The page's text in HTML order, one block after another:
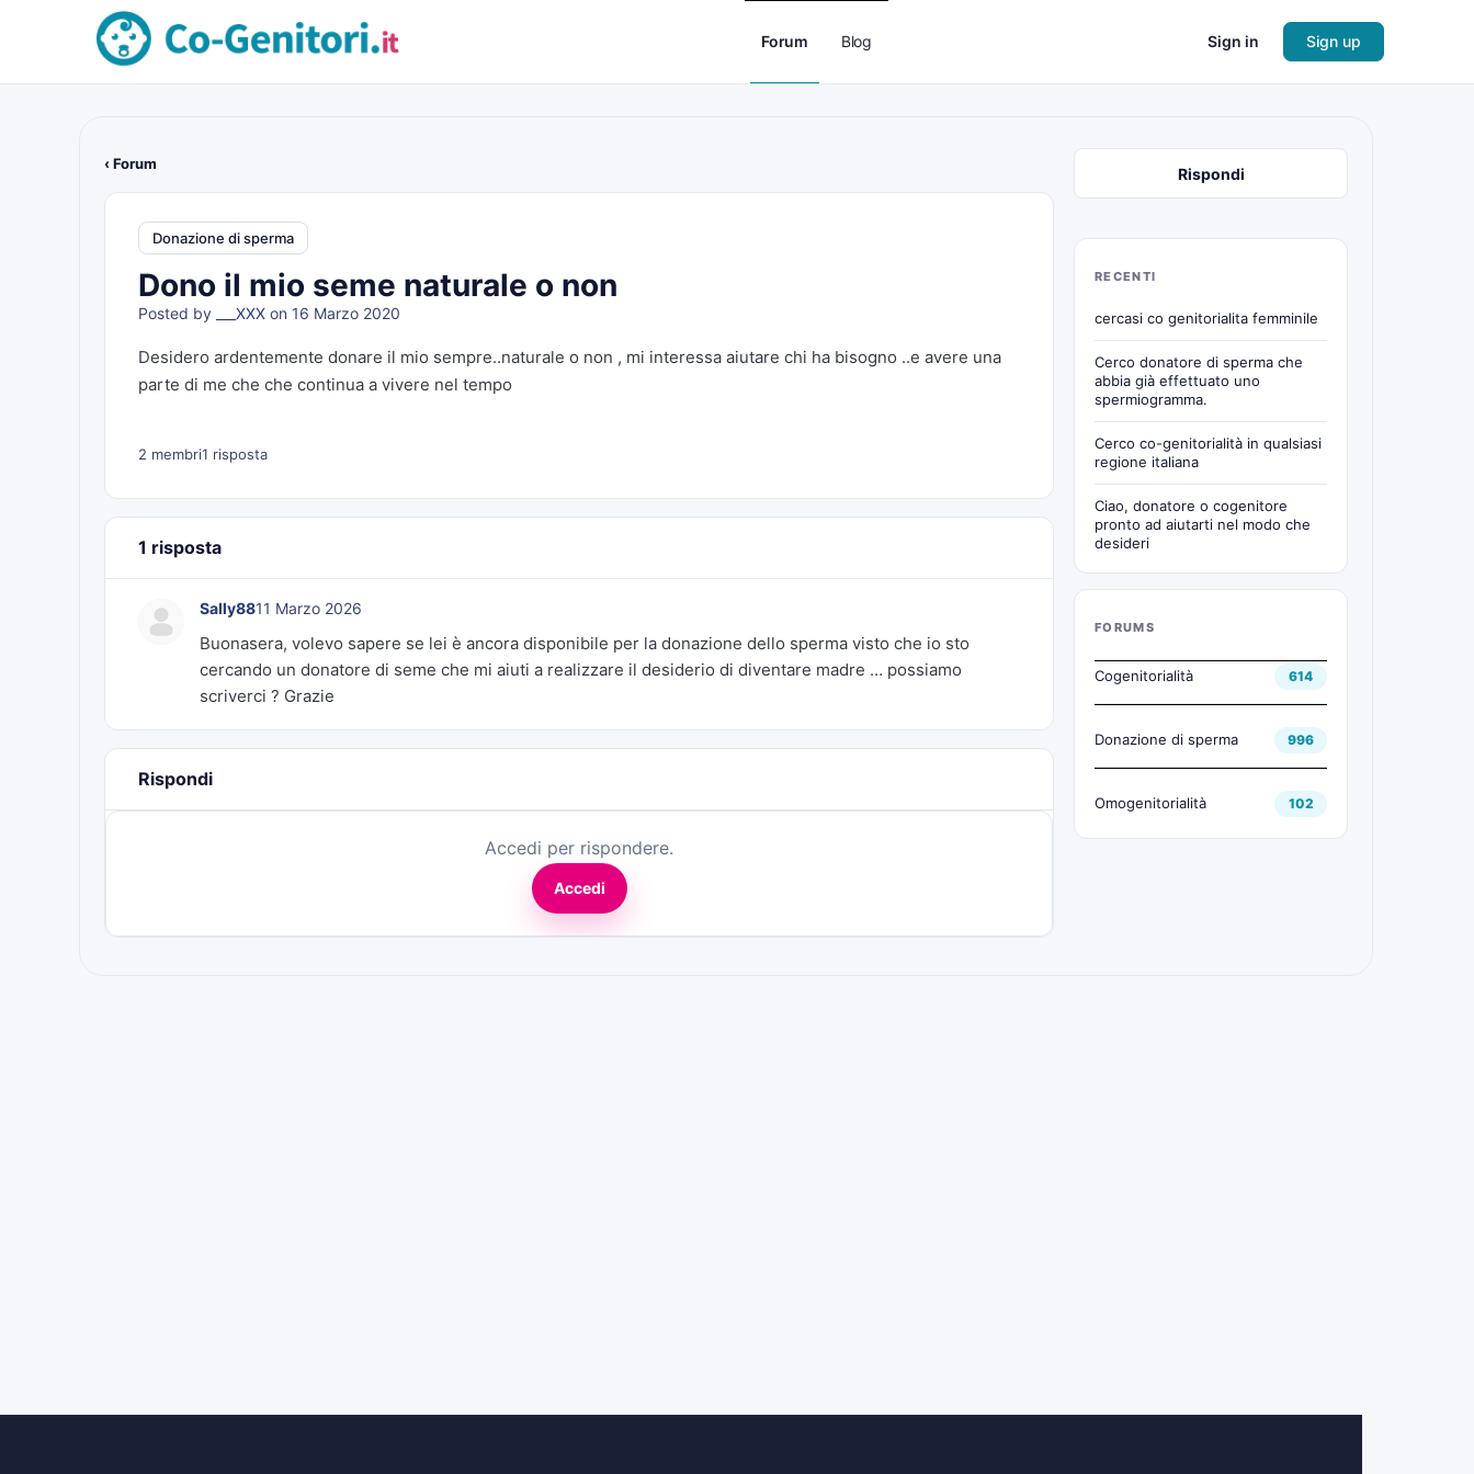
Forum Blog Sign in Sign up
‹ Forum
Donazione di sperma
Dono il mio seme naturale o non
Posted by ___XXX on 16 Marzo 2020
Desidero ardentemente donare il mio sempre..naturale o non , mi interessa aiutare chi ha bisogno ..e avere una
parte di me che che continua a vivere nel tempo
2 membri1 risposta
1 risposta
Sally8811 Marzo 2026
Buonasera, volevo sapere se lei è ancora disponibile per la donazione dello sperma visto che io sto
cercando un donatore di seme che mi aiuti a realizzare il desiderio di diventare madre … possiamo
scriverci ? Grazie
Rispondi
Accedi per rispondere.
Accedi
Rispondi
RECENTI
cercasi co genitorialita femminile
Cerco donatore di sperma che
abbia già effettuato uno
spermiogramma.
Cerco co-genitorialità in qualsiasi
regione italiana
Ciao, donatore o cogenitore
pronto ad aiutarti nel modo che
desideri
FORUMS
Cogenitorialità 614
Donazione di sperma 996
Omogenitorialità 102